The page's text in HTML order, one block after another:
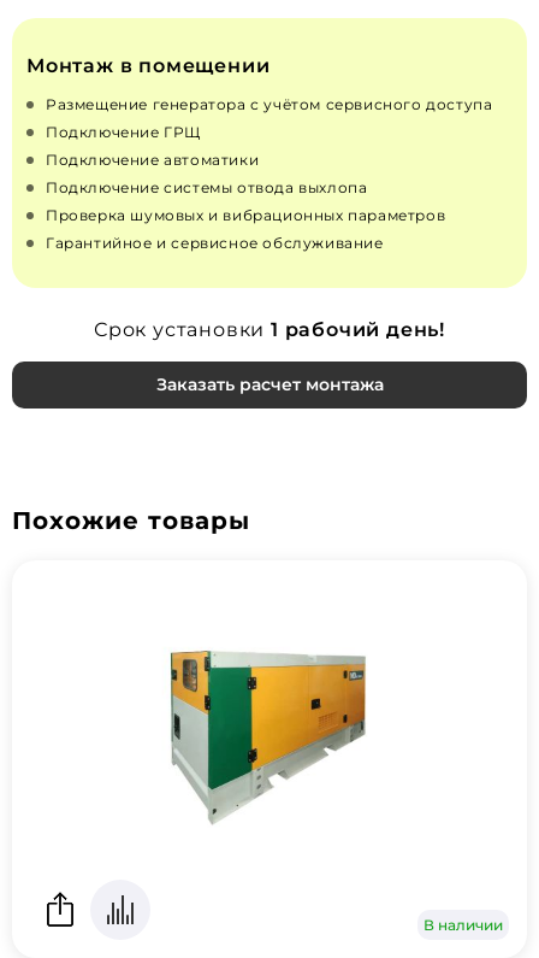
Монтаж в помещении
Размещение генератора с учётом сервисного доступа
Подключение ГРЩ
Подключение автоматики
Подключение системы отвода выхлопа
Проверка шумовых и вибрационных параметров
Гарантийное и сервисное обслуживание
Срок установки 1 рабочий день!
Заказать расчет монтажа
Похожие товары
В наличии